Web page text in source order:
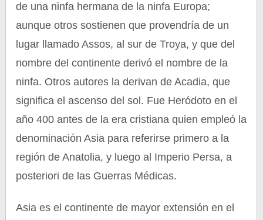
de una ninfa hermana de la ninfa Europa;
aunque otros sostienen que provendría de un
lugar llamado Assos, al sur de Troya, y que del
nombre del continente derivó el nombre de la
ninfa. Otros autores la derivan de Acadia, que
significa el ascenso del sol. Fue Heródoto en el
año 400 antes de la era cristiana quien empleó la
denominación Asia para referirse primero a la
región de Anatolia, y luego al Imperio Persa, a
posteriori de las Guerras Médicas.
Asia es el continente de mayor extensión en el